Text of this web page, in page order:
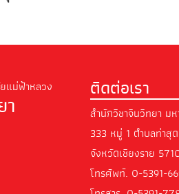
ติดต่อเรา
สำนักวิชาจีนวิทยา ม
333 หมู่ 1 ตำบลท่าสุด
จังหวัดเชียงราย
โทรศัพท์. 0-5391-